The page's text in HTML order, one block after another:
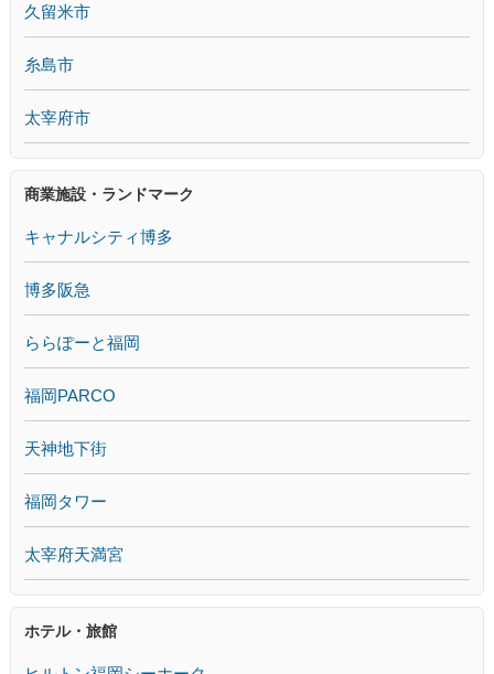
久留米市
糸島市
太宰府市
商業施設・ランドマーク
キャナルシティ博多
博多阪急
ららぽーと福岡
福岡PARCO
天神地下街
福岡タワー
太宰府天満宮
ホテル・旅館